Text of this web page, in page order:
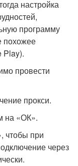
настройка
программу
похожее
Play).
провести
прокси.
на «ОК».
чтобы при
через